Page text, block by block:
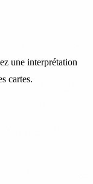
une interprétation
cartes.